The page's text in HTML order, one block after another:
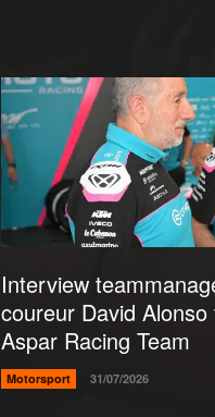
Interview
coureur David
Aspar Racing Team
Motorsport 31/07/2026